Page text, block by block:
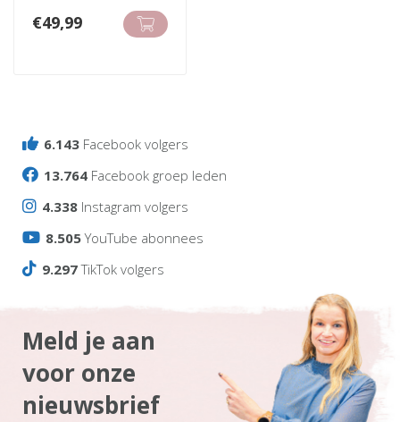
€49,99
6.143 Facebook volgers
13.764 Facebook groep leden
4.338 Instagram volgers
8.505YouTube abonnees
9.297TikTok volgers
Meld je aan
voor onze
nieuwsbrief